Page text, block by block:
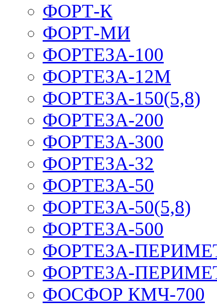
ФОРТ-К
ФОРТ-МИ
ФОРТЕЗА-100
ФОРТЕЗА-12М
ФОРТЕЗА-150(5,8)
ФОРТЕЗА-200
ФОРТЕЗА-300
ФОРТЕЗА-32
ФОРТЕЗА-50
ФОРТЕЗА-50(5,8)
ФОРТЕЗА-500
ФОРТЕЗА-
ФОРТЕЗА-
ФОСФОР КМЧ-700